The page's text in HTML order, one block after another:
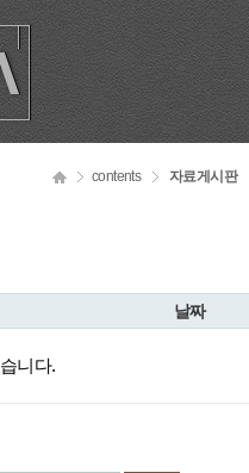
contents 자료게시판
날짜
니다.